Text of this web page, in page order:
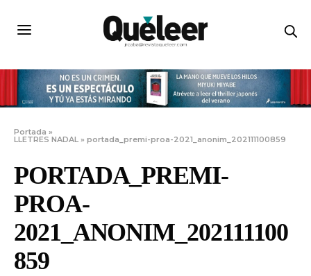
Portada »
LLETRES NADAL »portada_premi-proa-2021_anonim_202111100859
PORTADA_PREMI-
PROA-
2021_ANONIM_202111100
859